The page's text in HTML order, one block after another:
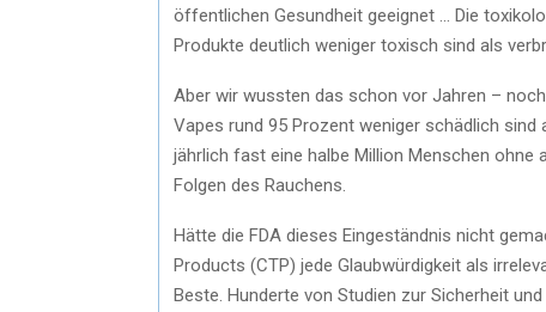
öffentlichen Gesundheit geeignet … Die
Produkte deutlich weniger toxisch sind als
Aber wir wussten das schon vor Jahren –
Vapes rund 95 Prozent weniger schädlich
jährlich fast eine halbe Million Menschen
Folgen des Rauchens.
Hätte die FDA dieses Eingeständnis nicht
Products (CTP) jede Glaubwürdigkeit als
Beste. Hunderte von Studien zur Sicherheit